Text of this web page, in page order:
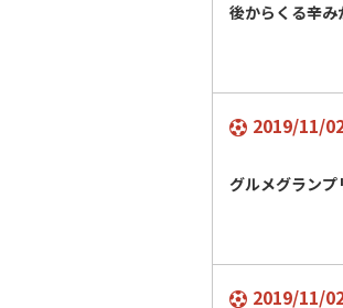
後からくる辛み
2019/11/
グルメグラン
2019/11/